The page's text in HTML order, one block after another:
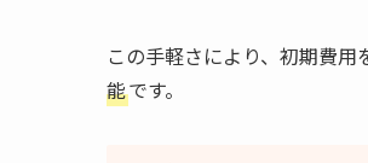
この手軽さにより、初期費用
能です。